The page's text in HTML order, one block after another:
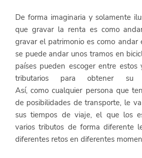
De forma imaginaria y solamente
que gravar la renta es como
gravar el patrimonio es como andar
se puede andar unos tramos en
países pueden escoger entre
tributarios para obtener su
Así, como cualquier persona que
de posibilidades de transporte, le
sus tiempos de viaje, el que los
varios tributos de forma diferente
diferentes retos en diferentes